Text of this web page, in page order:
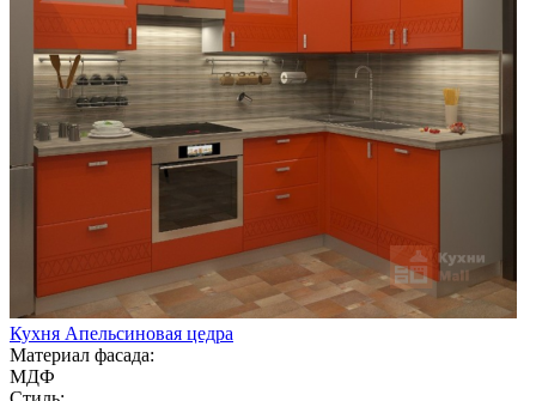
Кухня Апельсиновая цедра
Материал фасада:
МДФ